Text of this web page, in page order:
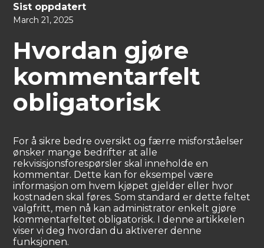
Sist oppdatert
March 21, 2025
Hvordan gjøre
kommentarfelt
obligatorisk
For å sikre bedre oversikt og færre misforståelser
ønsker mange bedrifter at alle
rekvisisjonsforespørsler skal inneholde en
kommentar. Dette kan for eksempel være
informasjon om hvem kjøpet gjelder eller hvor
kostnaden skal føres. Som standard er dette feltet
valgfritt, men nå kan administrator enkelt gjøre
kommentarfeltet obligatorisk. I denne artikkelen
viser vi deg hvordan du aktiverer denne
funksjonen.